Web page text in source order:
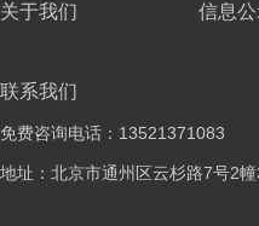
关于我们 信息
联系我们
免费咨询电话：13521371083
地址：北京市通州区云杉路7号2